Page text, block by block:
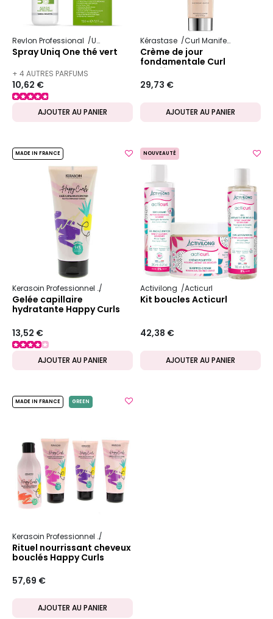
Revlon Professional Uniq One
Spray Uniq One thé vert
+ 4 AUTRES PARFUMS
DISPONIBLES
10,62 €
AJOUTER AU PANIER
Kérastase Curl Manifesto
Crème de jour
fondamentale Curl
Manifesto
29,73 €
AJOUTER AU PANIER
MADE IN FRANCE
Kerasoin Professionnel Happy Curls
Gelée capillaire
hydratante Happy Curls
13,52 €
AJOUTER AU PANIER
NOUVEAUTÉ
Activilong Acticurl
Kit boucles Acticurl
42,38 €
AJOUTER AU PANIER
MADE IN FRANCE GREEN
Kerasoin Professionnel
Rituel nourrissant cheveux
bouclés Happy Curls
57,69 €
AJOUTER AU PANIER